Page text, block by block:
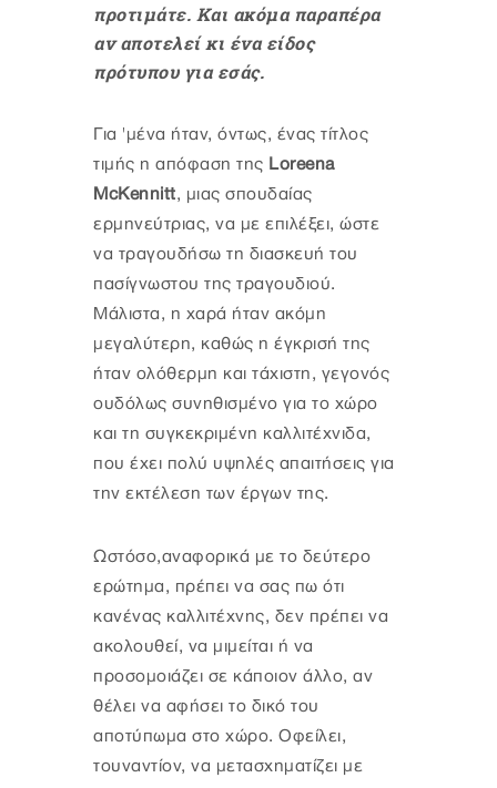
προτιμάτε. Και ακόμα παραπέρα
αν αποτελεί κι ένα είδος
πρότυπου για εσάς.
Για 'μένα ήταν, όντως, ένας τίτλος
τιμής η απόφαση της Loreena
McKennitt, μιας σπουδαίας
ερμηνεύτριας, να με επιλέξει, ώστε
να τραγουδήσω τη διασκευή του
πασίγνωστου της τραγουδιού.
Μάλιστα, η χαρά ήταν ακόμη
μεγαλύτερη, καθώς η έγκρισή της
ήταν ολόθερμη και τάχιστη, γεγονός
ουδόλως συνηθισμένο για το χώρο
και τη συγκεκριμένη καλλιτέχνιδα,
που έχει πολύ υψηλές απαιτήσεις για
την εκτέλεση των έργων της.
Ωστόσο,αναφορικά με το δεύτερο
ερώτημα, πρέπει να σας πω ότι
κανένας καλλιτέχνης, δεν πρέπει να
ακολουθεί, να μιμείται ή να
προσομοιάζει σε κάποιον άλλο, αν
θέλει να αφήσει το δικό του
αποτύπωμα στο χώρο. Οφείλει,
τουναντίον, να μετασχηματίζει με